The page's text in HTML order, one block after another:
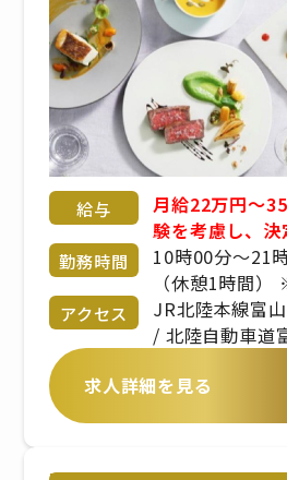
給与
月給22万円～
験を考慮し、決
勤務時間
10時00分〜21
（休憩1時間
により変動あ
時間は、拠点
アクセス
JR北陸本線富
/ 北陸自動車道
求人詳細を見る